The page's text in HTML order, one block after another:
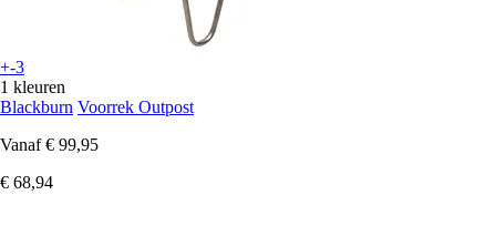
+-3
1 kleuren
Blackburn Voorrek Outpost
Vanaf € 99,95
€ 68,94